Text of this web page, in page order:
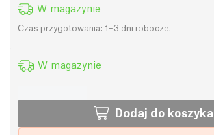
W magazynie
Czas przygotowania: 1–3 dni robocze.
W magazynie
Dodaj do koszyka